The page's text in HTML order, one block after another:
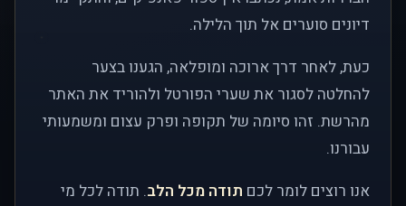
דיונים סוערים אל תוך הלילה.
כעת, לאחר דרך ארוכה ומופלאה, הגענו בצער
להחלטה לסגור את שערי הפורטל ולהוריד את האתר
מהרשת. זהו סיומה של תקופה ופרק עצום ומשמעותי
עבורנו.
אנו רוצים לומר לכם תודה מכל הלב. תודה לכל מי